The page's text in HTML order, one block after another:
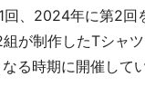
、2024年に第2回
が制作したTシャ
る時期に開催して